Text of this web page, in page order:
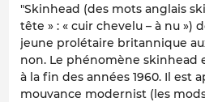
"Skinhead (des mots anglais
tête » : « cuir chevelu – à nu »)
jeune prolétaire britannique
non. Le phénomène skinhead
à la fin des années 1960. Il est
mouvance modernist (les